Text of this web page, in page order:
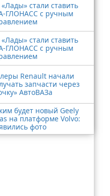
стали ставить
ГЛОНАСС с ручным
стали ставить
ГЛОНАСС с ручным
Renault начали
запчасти через
АвтоВАЗа
будет новый Geely
на платформе Volvo:
фото